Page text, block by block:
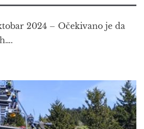
2024 – Očekivano je da